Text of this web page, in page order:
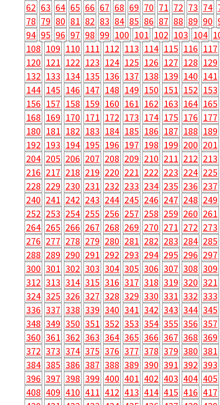
62 63 64 65 66 67 68 69 70 71 72 73 74
78 79 80 81 82 83 84 85 86 87 88 89 90
94 95 96 97 98 99 100 101 102 103 104
108 109 110 111 112 113 114 115 116 117
120 121 122 123 124 125 126 127 128 129
132 133 134 135 136 137 138 139 140 141
144 145 146 147 148 149 150 151 152 153
156 157 158 159 160 161 162 163 164 165
168 169 170 171 172 173 174 175 176 177
180 181 182 183 184 185 186 187 188 189
192 193 194 195 196 197 198 199 200 201
204 205 206 207 208 209 210 211 212 213
216 217 218 219 220 221 222 223 224 225
228 229 230 231 232 233 234 235 236 237
240 241 242 243 244 245 246 247 248 249
252 253 254 255 256 257 258 259 260 261
264 265 266 267 268 269 270 271 272 273
276 277 278 279 280 281 282 283 284 285
288 289 290 291 292 293 294 295 296 297
300 301 302 303 304 305 306 307 308 309
312 313 314 315 316 317 318 319 320 321
324 325 326 327 328 329 330 331 332 333
336 337 338 339 340 341 342 343 344 345
348 349 350 351 352 353 354 355 356 357
360 361 362 363 364 365 366 367 368 369
372 373 374 375 376 377 378 379 380 381
384 385 386 387 388 389 390 391 392 393
396 397 398 399 400 401 402 403 404 405
408 409 410 411 412 413 414 415 416 417